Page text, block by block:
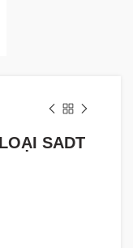
SADT